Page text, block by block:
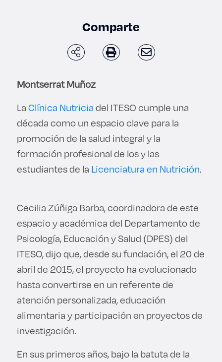
Comparte
Montserrat Muñoz
LaClínica Nutriciadel ITESO cumple una
década como un espacio clave para la
promoción de la salud integral y la
formación profesional de los y las
estudiantes de la Licenciatura en Nutrición.
Cecilia Zúñiga Barba, coordinadora de este
espacio y académica del Departamento de
Psicología, Educación y Salud (DPES) del
ITESO, dijo que, desde su fundación, el 20 de
abril de 2015, el proyecto ha evolucionado
hasta convertirse en un referente de
atención personalizada, educación
alimentaria y participación en proyectos de
investigación.
En sus primeros años, bajo la batuta de la